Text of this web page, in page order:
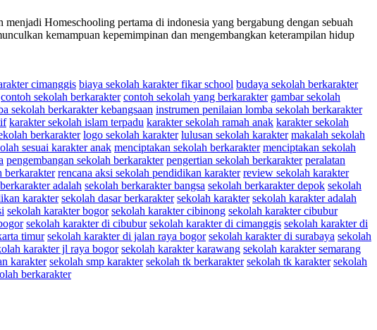
Homeschooling pertama di indonesia yang bergabung dengan sebuah
kemampuan kepemimpinan dan mengembangkan keterampilan hidup
cimanggis biaya sekolah karakter fikar school budaya sekolah berkarakter
contoh sekolah berkarakter contoh sekolah yang berkarakter gambar sekolah
sekolah berkarakter kebangsaan instrumen penilaian lomba sekolah berkarakter
karakter sekolah islam terpadu karakter sekolah ramah anak karakter sekolah
berkarakter logo sekolah karakter lulusan sekolah karakter makalah sekolah
sesuai karakter anak menciptakan sekolah berkarakter menciptakan sekolah
pengembangan sekolah berkarakter pengertian sekolah berkarakter peralatan
berkarakter rencana aksi sekolah pendidikan karakter review sekolah karakter
adalah sekolah berkarakter bangsa sekolah berkarakter depok sekolah
karakter sekolah dasar berkarakter sekolah karakter sekolah karakter adalah
sekolah karakter bogor sekolah karakter cibinong sekolah karakter cibubur
sekolah karakter di cibubur sekolah karakter di cimanggis sekolah karakter di
timur sekolah karakter di jalan raya bogor sekolah karakter di surabaya sekolah
karakter jl raya bogor sekolah karakter karawang sekolah karakter semarang
karakter sekolah smp karakter sekolah tk berkarakter sekolah tk karakter sekolah
berkarakter